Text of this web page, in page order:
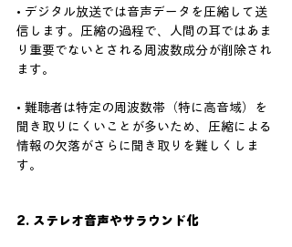
• デジタル放送では音声データを圧縮して送
信します。圧縮の過程で、人間の耳ではあま
り重要でないとされる周波数成分が削除され
ます。
• 難聴者は特定の周波数帯（特に高音域）を
聞き取りにくいことが多いため、圧縮による
情報の欠落がさらに聞き取りを難しくしま
す。
2. ステレオ音声やサラウンド化